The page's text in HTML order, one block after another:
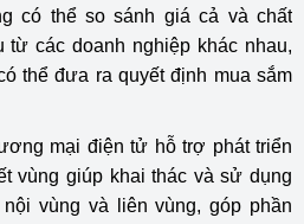
có thể so sánh giá cả và chất
từ các doanh nghiệp khác nhau,
thể đưa ra quyết định mua sắm
mại điện tử hỗ trợ phát triển
vùng giúp khai thác và sử dụng
vùng và liên vùng, góp phần